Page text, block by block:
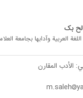
بک
العربیة وآدابها بجامعة
الأدب المقارن